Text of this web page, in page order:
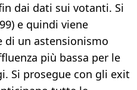
dai dati sui votanti. Si
e quindi viene
di un astensionismo
più bassa per le
Si prosegue con gli exit